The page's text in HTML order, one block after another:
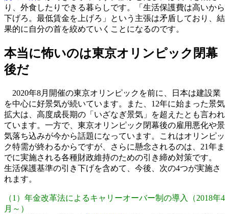
り、外食したりできる暮らしです。「生活保護費は高いから
下げろ。最低賃金を上げろ」という主張は矛盾しており、結
果的に自分の首を絞めていくことになるのです。
本当に怖いのは東京オリンピック閉幕
後だ
2020年8月開催の東京オリンピックを前に、日本は建設業
を中心に好景気が続いています。また、12年に始まった景気
拡大は、高度成長期の「いざなぎ景気」を超えたとも言われ
ています。一方で、東京オリンピック閉幕後の雇用悪化や景
気落ち込みが今から話題になっています。これはオリンピッ
ク特需が終わるからですが、さらに懸念されるのは、21年ま
でに実施される各種財政維持のための引き締め対策です。
生活保護基準の引き下げを含めて、今後、次の4つが実施さ
れます。
（1）年金改革法によるキャリーオーバー制の導入（2018年4
月～）